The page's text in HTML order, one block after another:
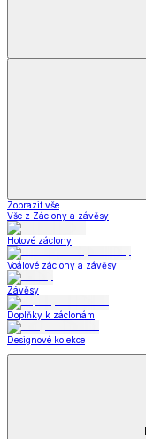
Zobrazit vše
Vše z Záclony a závěsy
Hotové záclony
Voálové záclony a závěsy
Závěsy
Doplňky k záclonám
Designové kolekce